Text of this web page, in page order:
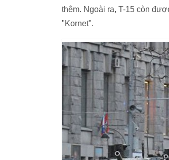
thêm. Ngoài ra, T-15 còn
"Kornet".